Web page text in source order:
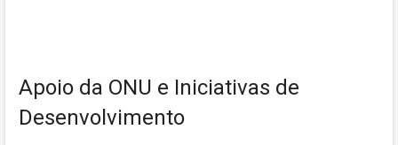
Apoio da ONU e Iniciativas de
Desenvolvimento